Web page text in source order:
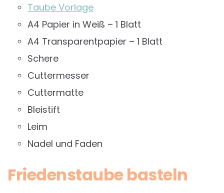
Taube Vorlage
A4 Papier in Weiß – 1 Blatt
A4 Transparentpapier – 1 Blatt
Schere
Cuttermesser
Cuttermatte
Bleistift
Leim
Nadel und Faden
Friedenstaube basteln